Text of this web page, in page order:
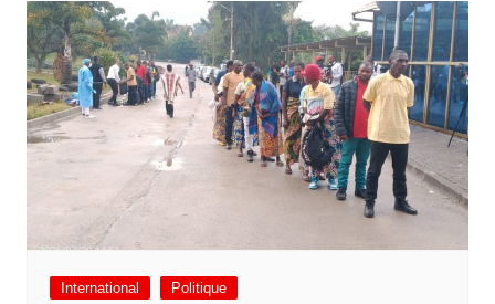
International Politique